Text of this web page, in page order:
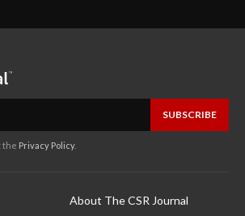
SUBSCRIBE
the Privacy Policy.
About The CSR Journal